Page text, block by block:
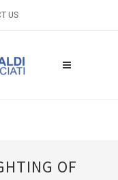
US
OF